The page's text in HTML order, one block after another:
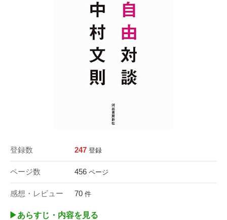
登録数 247 登録
ページ数 456 ページ
感想・レビュー 70 件
▶︎あらすじ・内容を見る